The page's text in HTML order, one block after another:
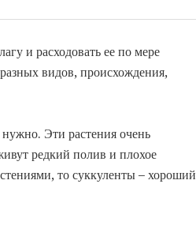
и расходовать ее по мере
видов, происхождения,
Эти растения очень
редкий полив и плохое
то суккуленты – хороший